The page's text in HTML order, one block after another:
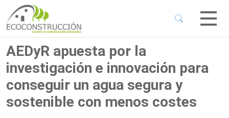
Menu
Menu
Menu
AEDyR apuesta por la
investigación e innovación para
conseguir un agua segura y
sostenible con menos costes